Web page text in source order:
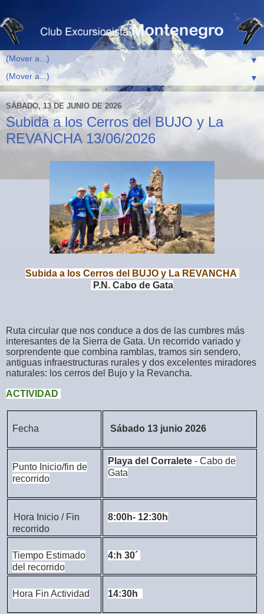
▼
▼
SÁBADO, 13 DE JUNIO DE 2026
Subida a los Cerros del BUJO y La
REVANCHA 13/06/2026
Subida a los Cerros del BUJO y La REVANCHA
P.N. Cabo de Gata
Ruta circular que nos conduce a dos de las cumbres más
interesantes de la Sierra de Gata. Un recorrido variado y
sorprendente que combina ramblas, tramos sin sendero,
antiguas infraestructuras rurales y dos excelentes miradores
naturales: los cerros del Bujo y la Revancha.
ACTIVIDAD
Fecha Sábado 13 junio 2026
Punto Inicio/fin de
recorrido
Playa del Corralete - Cabo de
Gata
Hora Inicio / Fin
recorrido
8:00h- 12:30h
Tiempo Estimado
del recorrido
4:h 30´
Hora Fin Actividad 14:30h